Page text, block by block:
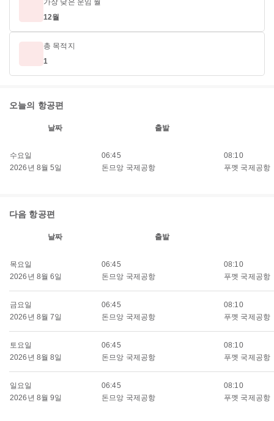
가장 낮은 운임 월
12월
총 목적지
1
오늘의 항공편
날짜 출발
수요일
2026년 8월 5일
06:45
돈므앙 국제공항
08:10
푸껫 국제공항
다음 항공편
날짜 출발
목요일
2026년 8월 6일
06:45
돈므앙 국제공항
08:10
푸껫 국제공항
금요일
2026년 8월 7일
06:45
돈므앙 국제공항
08:10
푸껫 국제공항
토요일
2026년 8월 8일
06:45
돈므앙 국제공항
08:10
푸껫 국제공항
일요일
2026년 8월 9일
06:45
돈므앙 국제공항
08:10
푸껫 국제공항